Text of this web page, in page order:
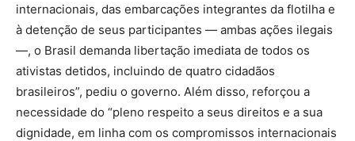
internacionais, das embarcações integrantes da flotilha e
à detenção de seus participantes — ambas ações ilegais
—, o Brasil demanda libertação imediata de todos os
ativistas detidos, incluindo de quatro cidadãos
brasileiros”, pediu o governo. Além disso, reforçou a
necessidade do “pleno respeito a seus direitos e a sua
dignidade, em linha com os compromissos internacionais